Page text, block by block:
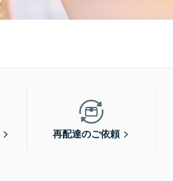
再配達のご依頼